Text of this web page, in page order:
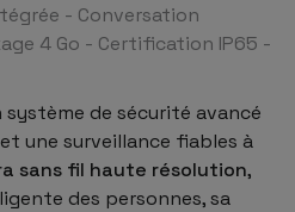
- Conversation
4 Go - Certification IP65 -
système de sécurité avancé
une surveillance fiables à
sans fil haute résolution,
des personnes, sa